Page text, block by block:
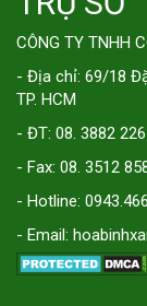
CÔNG TY TNHH
- Địa chỉ: 69/18
TP. HCM
- ĐT: 08. 3882
- Fax: 08. 3512
- Hotline:
- Email: